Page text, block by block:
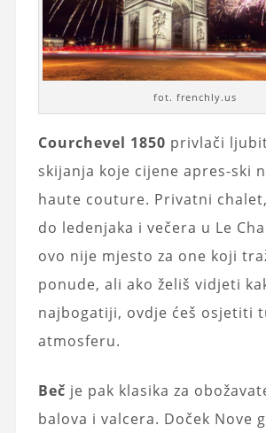
fot. frenchly.us
Courchevel 1850 privlači
skijanja koje cijene apres-ski
haute couture. Privatni
do ledenjaka i večera u Le
ovo nije mjesto za one koji
ponude, ali ako želiš vidjeti
najbogatiji, ovdje ćeš osjetiti
atmosferu.
Beč je pak klasika za
balova i valcera. Doček Nove